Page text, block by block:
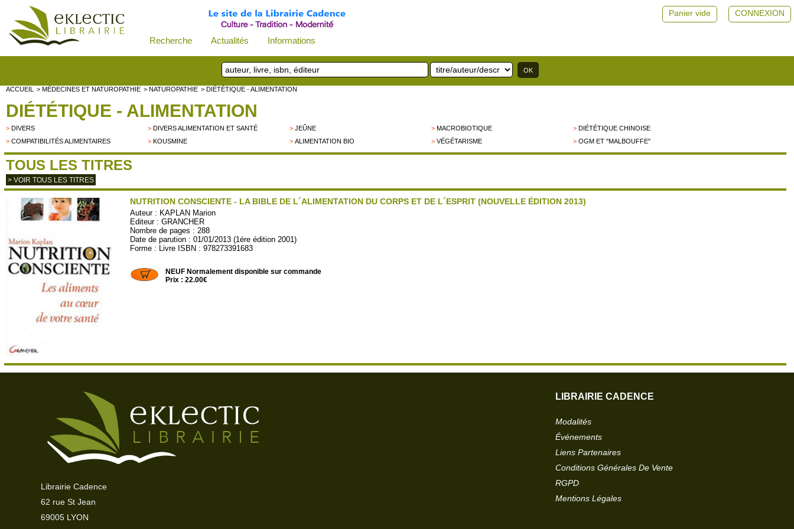
Recherche Actualités Informations
CONNEXION
Panier vide
ACCUEIL > MÉDECINES ET NATUROPATHIE > NATUROPATHIE > DIÉTÉTIQUE - ALIMENTATION
DIÉTÉTIQUE - ALIMENTATION
> DIVERS >DIVERS ALIMENTATION ET SANTÉ >JEÛNE >MACROBIOTIQUE >DIÉTÉTIQUE CHINOISE
> COMPATIBILITÉS ALIMENTAIRES >KOUSMINE >ALIMENTATION BIO >VÉGÉTARISME >OGM ET "MALBOUFFE"
TOUS LES TITRES
> VOIR TOUS LES TITRES
NUTRITION CONSCIENTE - LA BIBLE DE L´ALIMENTATION DU CORPS ET DE L´ESPRIT (NOUVELLE ÉDITION 2013)
Auteur : KAPLAN Marion
Editeur :GRANCHER
Nombre de pages : 288
Date de parution : 01/01/2013 (1ére édition 2001)
Forme : Livre ISBN : 978273391683
NEUF Normalement disponible sur commande
Prix : 22.00€
Librairie Cadence
62 rue St Jean
69005 LYON
LIBRAIRIE CADENCE
Modalités
Événements
Liens Partenaires
Conditions Générales De Vente
RGPD
Mentions Légales